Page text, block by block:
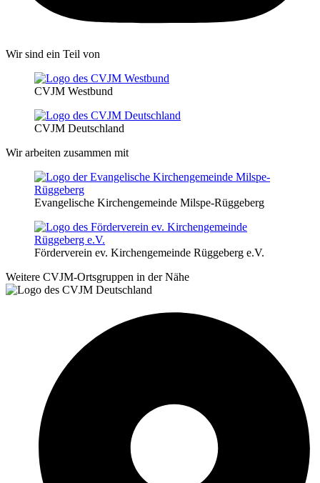
Wir sind ein Teil von
CVJM Westbund
CVJM Deutschland
Wir arbeiten zusammen mit
Evangelische Kirchengemeinde Milspe-Rüggeberg
Förderverein ev. Kirchengemeinde Rüggeberg e.V.
Weitere CVJM-Ortsgruppen in der Nähe